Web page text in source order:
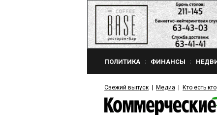
ПОЛИТИКА ФИНАНСЫ
Свежий выпуск Медиа Кто есть кто